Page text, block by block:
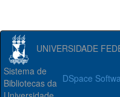
UNIVERSIDADE
DSpace
Sistema de
Bibliotecas da